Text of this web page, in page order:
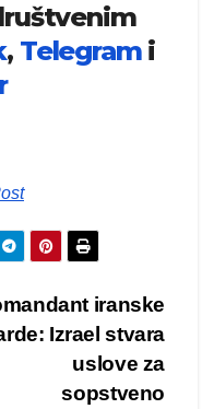
, Telegrami
iranske
Izrael stvara
uslove za
sopstveno